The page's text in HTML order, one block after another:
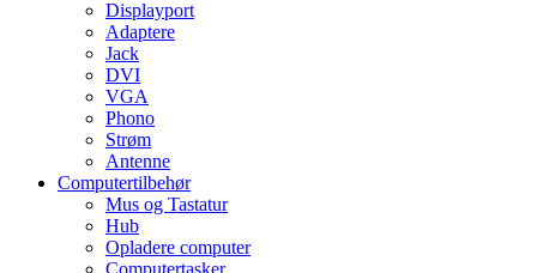
Displayport
Adaptere
Jack
DVI
VGA
Phono
Strøm
Antenne
Computertilbehør
Mus og Tastatur
Hub
Opladere computer
Computertasker